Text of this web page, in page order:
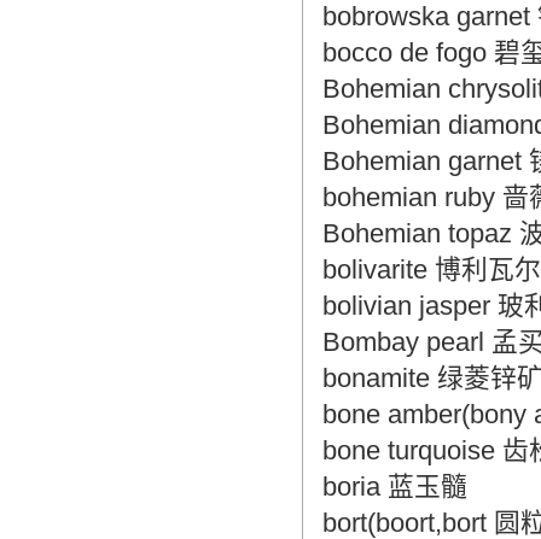
bobrowska garnet
bocco de fogo 碧
Bohemian
Bohemian
Bohemian garnet
bohemian ruby 啬
Bohemian topaz
bolivarite 博利瓦
bolivian jasper 玻
Bombay pearl 孟
bonamite 绿菱锌
bone amber(bony
bone turquoise 齿
boria 蓝玉髓
bort(boort,bort 圆